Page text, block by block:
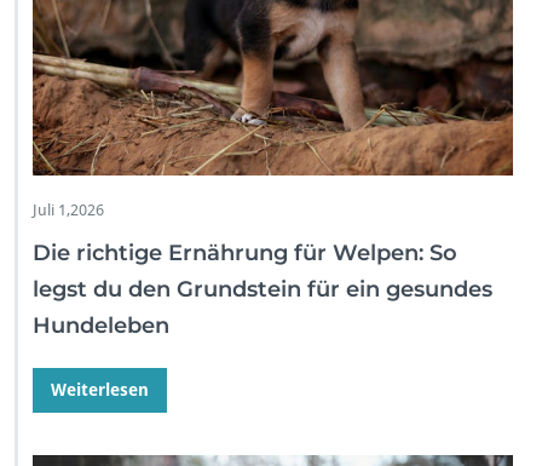
Juli 1,2026
Die richtige Ernährung für Welpen: So
legst du den Grundstein für ein gesundes
Hundeleben
Weiterlesen